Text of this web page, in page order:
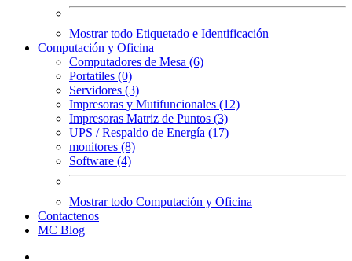
Mostrar todo Etiquetado e Identificación
Computación y Oficina
Computadores de Mesa (6)
Portatiles (0)
Servidores (3)
Impresoras y Mutifuncionales (12)
Impresoras Matriz de Puntos (3)
UPS / Respaldo de Energía (17)
monitores (8)
Software (4)
Mostrar todo Computación y Oficina
Contactenos
MC Blog